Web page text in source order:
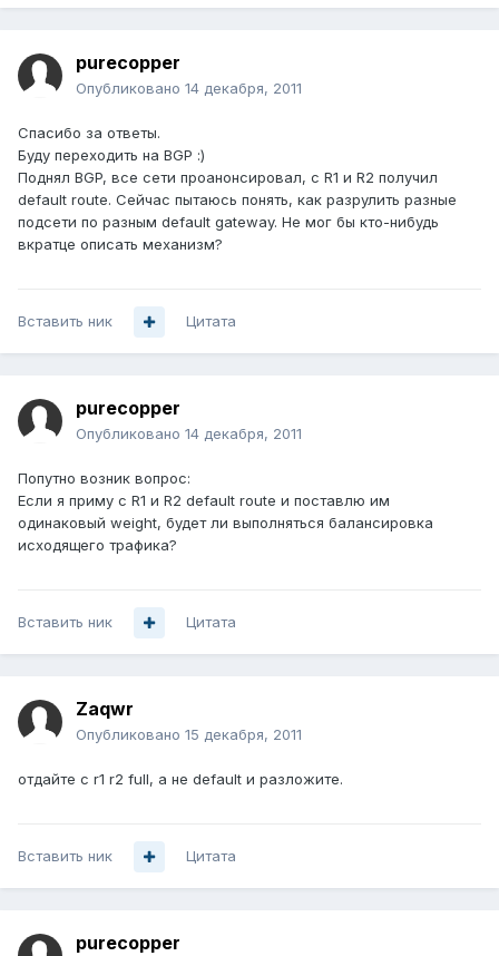
purecopper
Опубликовано 14 декабря, 2011
Спасибо за ответы.
Буду переходить на BGP :)
Поднял BGP, все сети проанонсировал, с R1 и R2 получил
default route. Сейчас пытаюсь понять, как разрулить разные
подсети по разным default gateway. Не мог бы кто-нибудь
вкратце описать механизм?
Вставить ник Цитата
purecopper
Опубликовано 14 декабря, 2011
Попутно возник вопрос:
Если я приму с R1 и R2 default route и поставлю им
одинаковый weight, будет ли выполняться балансировка
исходящего трафика?
Вставить ник Цитата
Zaqwr
Опубликовано 15 декабря, 2011
отдайте с r1 r2 full, а не default и разложите.
Вставить ник Цитата
purecopper